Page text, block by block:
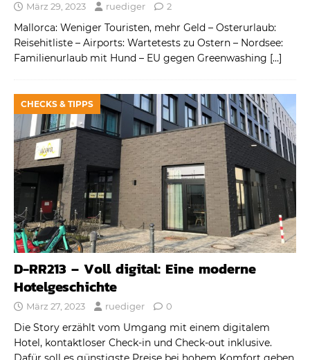
März 29, 2023 ruediger 2
Mallorca: Weniger Touristen, mehr Geld – Osterurlaub:
Reisehitliste – Airports: Wartetests zu Ostern – Nordsee:
Familienurlaub mit Hund – EU gegen Greenwashing […]
CHECKS & TIPPS
D-RR213 – Voll digital: Eine moderne
Hotelgeschichte
März 27, 2023 ruediger 0
Die Story erzählt vom Umgang mit einem digitalem
Hotel, kontaktloser Check-in und Check-out inklusive.